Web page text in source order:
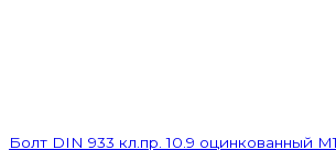
Болт DIN 933 кл.пр. 10.9 оцинкованный